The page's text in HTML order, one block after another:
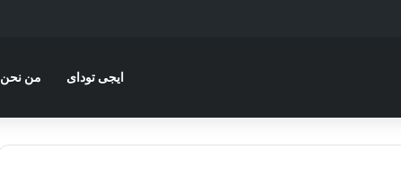
ايجى توداى من نحن